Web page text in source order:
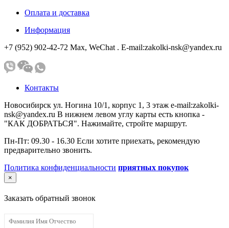
Оплата и доставка
Информация
+7 (952) 902-42-72 Мах, WeChat . E-mail:zakolki-nsk@yandex.ru
Контакты
Новосибирск ул. Ногина 10/1, корпус 1, 3 этаж e-mail:zakolki-
nsk@yandex.ru В нижнем левом углу карты есть кнопка -
"КАК ДОБРАТЬСЯ". Нажимайте, стройте маршрут.
Пн-Пт: 09.30 - 16.30 Если хотите приехать, рекомендую
предварительно звонить.
Политика конфиденциальности приятных покупок
×
Заказать обратный звонок